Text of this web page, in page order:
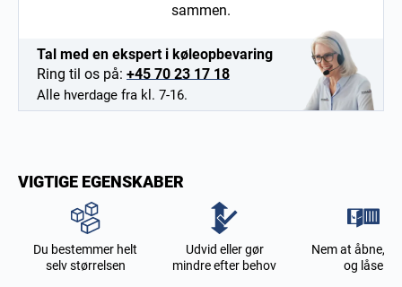
sammen.
Tal med en ekspert i køleopbevaring
Ring til os på: +45 70 23 17 18
Alle hverdage fra kl. 7-16.
VIGTIGE EGENSKABER
Du bestemmer helt
selv størrelsen
Udvid eller gør
mindre efter behov
Nem at åbne,
og låse